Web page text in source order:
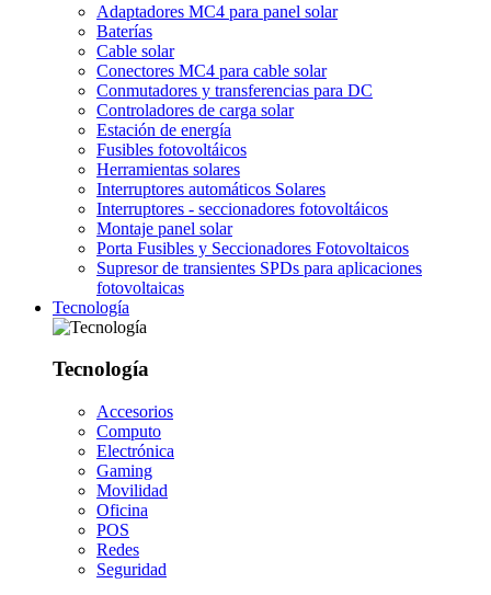
Adaptadores MC4 para panel solar
Baterías
Cable solar
Conectores MC4 para cable solar
Conmutadores y transferencias para DC
Controladores de carga solar
Estación de energía
Fusibles fotovoltáicos
Herramientas solares
Interruptores automáticos Solares
Interruptores - seccionadores fotovoltáicos
Montaje panel solar
Porta Fusibles y Seccionadores Fotovoltaicos
Supresor de transientes SPDs para aplicaciones
fotovoltaicas
Tecnología
Tecnología
Accesorios
Computo
Electrónica
Gaming
Movilidad
Oficina
POS
Redes
Seguridad